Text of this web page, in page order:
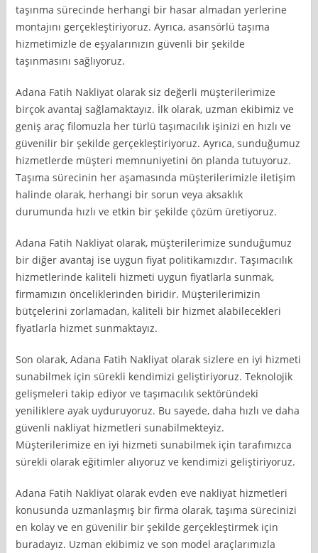
taşınma sürecinde herhangi bir hasar almadan yerlerine
montajını gerçekleştiriyoruz. Ayrıca, asansörlü taşıma
hizmetimizle de eşyalarınızın güvenli bir şekilde
taşınmasını sağlıyoruz.
Adana Fatih Nakliyat olarak siz değerli müşterilerimize
birçok avantaj sağlamaktayız. İlk olarak, uzman ekibimiz ve
geniş araç filomuzla her türlü taşımacılık işinizi en hızlı ve
güvenilir bir şekilde gerçekleştiriyoruz. Ayrıca, sunduğumuz
hizmetlerde müşteri memnuniyetini ön planda tutuyoruz.
Taşıma sürecinin her aşamasında müşterilerimizle iletişim
halinde olarak, herhangi bir sorun veya aksaklık
durumunda hızlı ve etkin bir şekilde çözüm üretiyoruz.
Adana Fatih Nakliyat olarak, müşterilerimize sunduğumuz
bir diğer avantaj ise uygun fiyat politikamızdır. Taşımacılık
hizmetlerinde kaliteli hizmeti uygun fiyatlarla sunmak,
firmamızın önceliklerinden biridir. Müşterilerimizin
bütçelerini zorlamadan, kaliteli bir hizmet alabilecekleri
fiyatlarla hizmet sunmaktayız.
Son olarak, Adana Fatih Nakliyat olarak sizlere en iyi hizmeti
sunabilmek için sürekli kendimizi geliştiriyoruz. Teknolojik
gelişmeleri takip ediyor ve taşımacılık sektöründeki
yeniliklere ayak uyduruyoruz. Bu sayede, daha hızlı ve daha
güvenli nakliyat hizmetleri sunabilmekteyiz.
Müşterilerimize en iyi hizmeti sunabilmek için tarafımızca
sürekli olarak eğitimler alıyoruz ve kendimizi geliştiriyoruz.
Adana Fatih Nakliyat olarak evden eve nakliyat hizmetleri
konusunda uzmanlaşmış bir firma olarak, taşıma sürecinizi
en kolay ve en güvenilir bir şekilde gerçekleştirmek için
buradayız. Uzman ekibimiz ve son model araçlarımızla